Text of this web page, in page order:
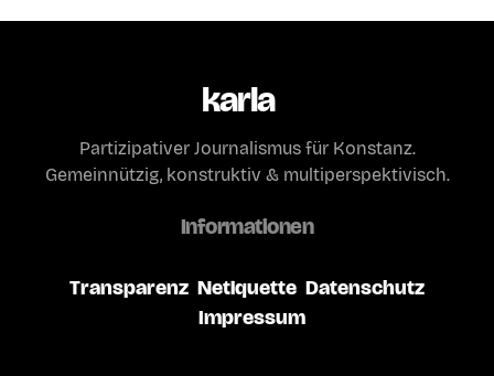
karla
Partizipativer Journalismus für Konstanz.
Gemeinnützig, konstruktiv & multiperspektivisch.
Informationen
Transparenz Netiquette Datenschutz
Impressum